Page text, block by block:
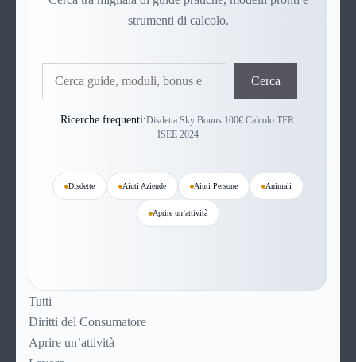
strumenti di calcolo.
Cerca
Ricerche frequenti:Disdetta Sky.Bonus 100€.Calcolo TFR.
ISEE 2024
Disdette Aiuti Aziende Aiuti Persone Animali
Aprire un’attività
Tutti
Diritti del Consumatore
Aprire un’attività